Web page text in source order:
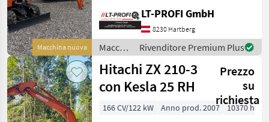
CAT
Hyundai
Komatsu
Volvo
Macchina nuova
Schnellwechsler -Hydr.
Schnellwechsler -mit Power
Tilt Maschine zu besichtigen
be
LT-PROFI GmbH
8230 Hartberg
Macchine
edili /
Hitachi
Rivenditore Premium Plus
Hitachi ZX 210-3
con Kesla 25 RH
Prezzo
su
richiesta
166 CV/122 kW Anno prod. 2007
10370 h